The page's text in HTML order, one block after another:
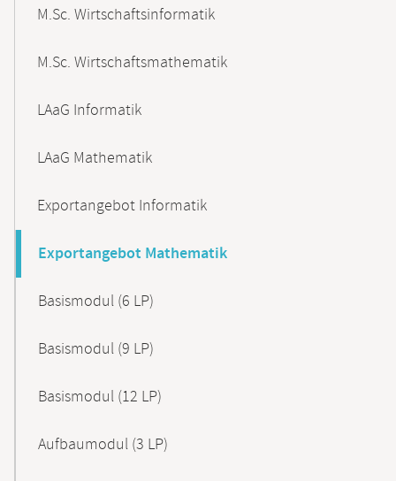
M.Sc. Wirtschaftsinformatik
M.Sc. Wirtschaftsmathematik
LAaG Informatik
LAaG Mathematik
Exportangebot Informatik
Exportangebot Mathematik
Basismodul (6 LP)
Basismodul (9 LP)
Basismodul (12 LP)
Aufbaumodul (3 LP)